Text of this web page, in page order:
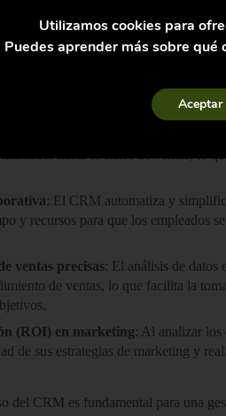
algunas de las principales ventajas:
: El CRM permite tener
de las interacciones y mejora la
personales
: El uso del CRM
el cumplimiento de
hasta el cierre de ventas, lo
: El CRM automatiza y
y recursos para que los empleados
ventas precisas: El análisis de
de ventas, lo que facilita la
(ROI) en marketing: Al analizar los
de sus estrategias de marketing y
del CRM es fundamental para una
Utilizamos cookies para
Puedes aprender más sobre
Aceptar